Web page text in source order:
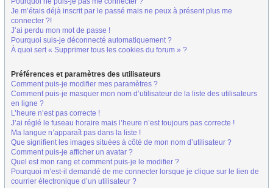
Je m’étais déjà inscrit par le passé mais ne peux à présent plus me
connecter ?!
J’ai perdu mon mot de passe !
Pourquoi suis-je déconnecté automatiquement ?
À quoi sert « Supprimer tous les cookies du forum » ?
Préférences et paramètres des utilisateurs
Comment puis-je modifier mes paramètres ?
Comment puis-je masquer mon nom d’utilisateur de la liste des utilisateurs
en ligne ?
L’heure n’est pas correcte !
J’ai réglé le fuseau horaire mais l’heure n’est toujours pas correcte !
Ma langue n’apparaît pas dans la liste !
Que signifient les images situées à côté de mon nom d’utilisateur ?
Comment puis-je afficher un avatar ?
Quel est mon rang et comment puis-je le modifier ?
Pourquoi m’est-il demandé de me connecter lorsque je clique sur le lien de
courrier électronique d’un utilisateur ?